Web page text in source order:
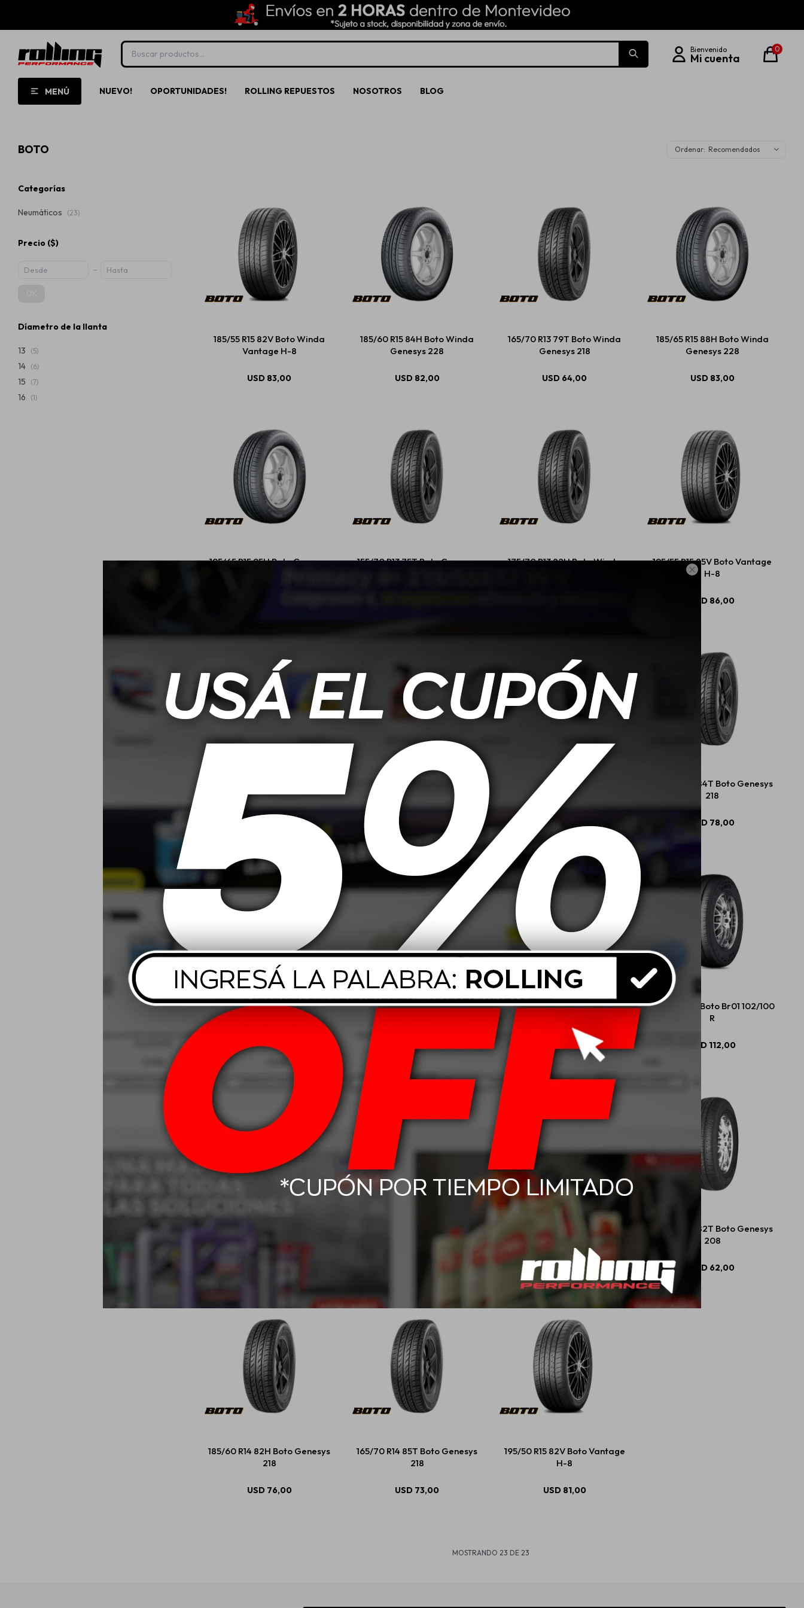

MENÚ NUEVO! OPORTUNIDADES! ROLLING REPUESTOS NOSOTROS BLOG
0
BOTO Recomendados
185/55 R15 82V Boto Winda
Vantage H-8
USD 83,00
185/60 R15 84H Boto Winda
Genesys 228
USD 82,00
165/70 R13 79T Boto Winda
Genesys 218
USD 64,00
185/65 R15 88H Boto Winda
Genesys 228
USD 83,00
195/65 R15 95H Boto Genesys
155/70 R13 75T Boto Genesys
175/70 R13 82H Boto Winda
195/55 R15 85V Boto Vantage
H-8
USD 86,00
228
155/70 R12 73S Boto Gaukotyre
USD
185/65 R14 86H Boto Genesys
218
USD
175/70 R14 84T Boto Genesys
218
USD 78,00
185/70 R14 88T Boto Genesys
USD82,00
225/45 R17 91W Boto Vantage
145/70 R12 69T Boto Gaukotire
59,00
185 R14C 8T Boto Br01 102/100
R
USD 112,00
205/55 R16 91W Boto Genesys
155/65 R14 75T Boto Genesys
268
USD 74,00
175/70 R13 82T Boto Genesys
208
USD 62,00
185/60 R14 82H Boto Genesys
218
USD 76,00
165/70 R14 85T Boto Genesys
218
USD 73,00
195/50 R15 82V Boto Vantage
H-8
USD 81,00
MOSTRANDO 23 DE 23
Categorías
Neumáticos (23)
Precio ($)
Díametro de la llanta
13 (5)
14 (6)
15 (7)
16 (1)